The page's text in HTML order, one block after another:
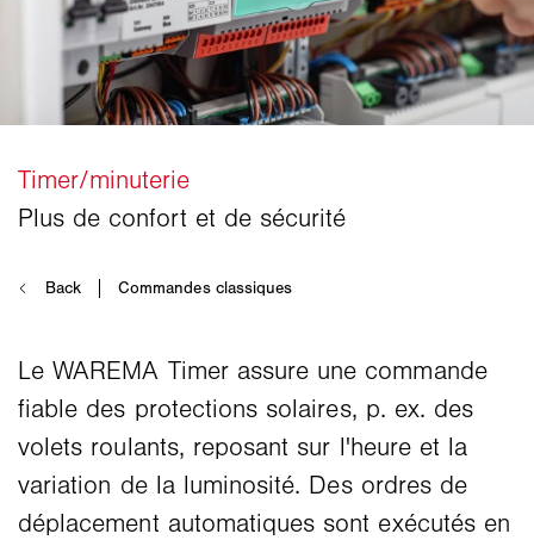
Le WAREMA Timer assure une commande
fiable des protections solaires, p. ex. des
volets roulants, reposant sur l'heure et la
variation de la luminosité. Des ordres de
déplacement automatiques sont exécutés en